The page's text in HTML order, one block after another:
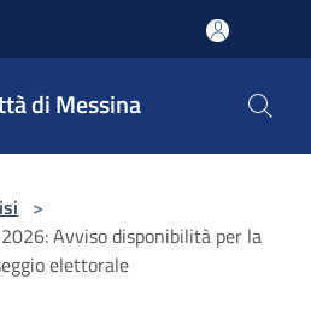
di Messina
>
Avviso disponibilità per la
elettorale